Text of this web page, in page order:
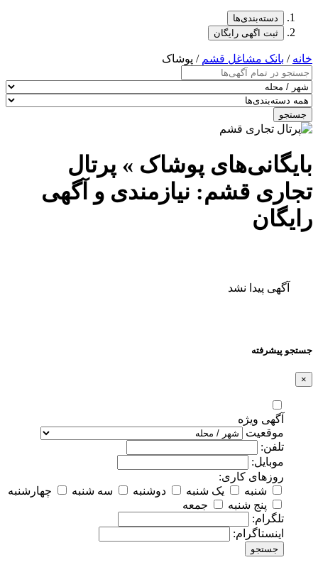
دسته‌بندی‌ها
ثبت اگهی رایگان
خانه / بانک مشاغل قشم / پوشاک
جستجو
بایگانی‌های پوشاک » پرتال
تجاری قشم: نیازمندی و آگهی
رایگان
آگهی پیدا نشد
جستجو پیشرفته
×
آگهی ویژه
موقعیت
تلفن:
موبایل:
روزهای کاری:
شنبه
یک شنبه دوشنبه سه شنبه
چهارشنبه
پنج شنبه
جمعه
تلگرام:
اینستاگرام:
جستجو